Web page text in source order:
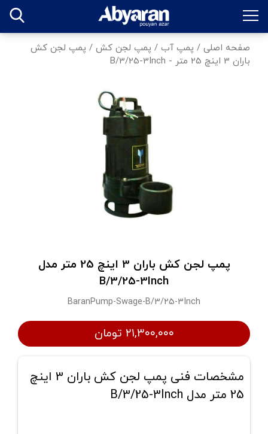
صفحه اصلی / پمپ آب / پمپ لجن کش / پمپ لجن کش
باران 3 اینچ 25 متر - B/3/25-3Inch
پمپ لجن کش باران 3 اینچ 25 متر مدل
B/3/25-3Inch
BaranPump-Swage-B/3/25-3Inch
۲۱,۳۰۰,۰۰۰ تومان
مشخصات فنی پمپ لجن کش باران 3 اینچ
25 متر مدل B/3/25-3Inch